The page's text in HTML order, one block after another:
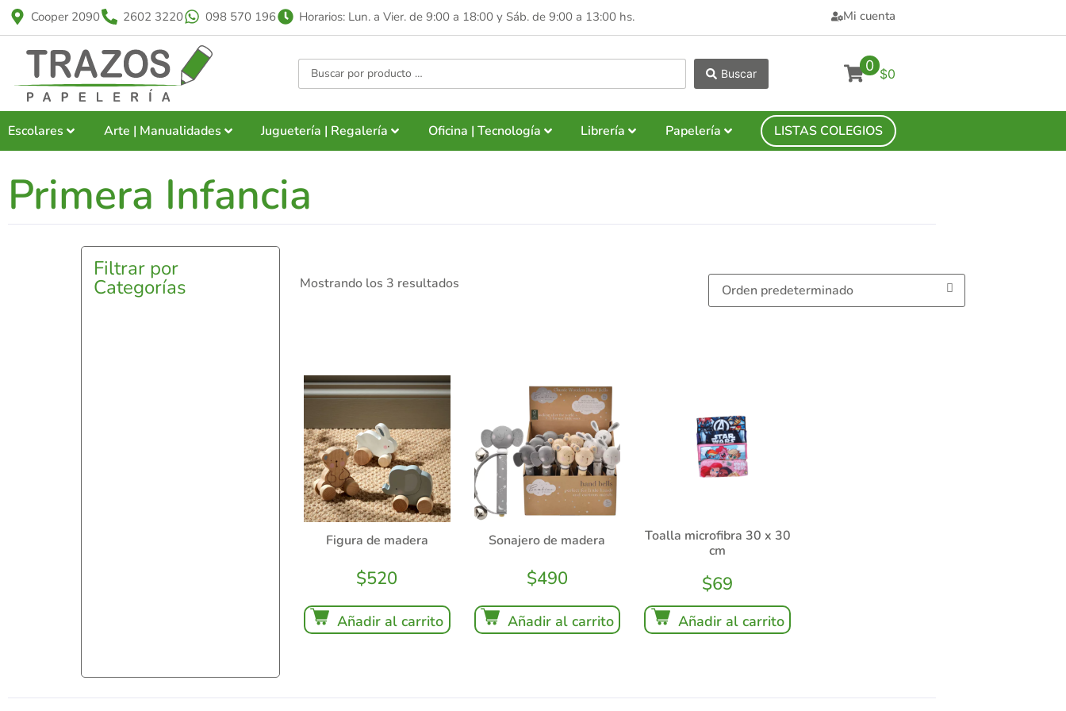
Cooper 2090 2602 3220 098 570 196 Horarios: Lun. a Vier. de 9:00 a 18:00 y Sáb. de 9:00 a 13:00 hs. Mi cuenta
Buscar 0 $0
Escolares Arte | Manualidades Juguetería | Regalería Oficina | Tecnología Librería Papelería LISTAS COLEGIOS
Primera Infancia
Filtrar por
Categorías Mostrando los 3 resultados
Figura de madera
$520
Añadir al carrito
Sonajero de madera
$490
Añadir al carrito
Toalla microfibra 30 x 30
cm
$69
Añadir al carrito